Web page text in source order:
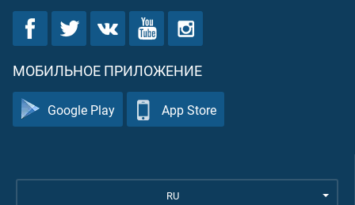
МОБИЛЬНОЕ ПРИЛОЖЕНИЕ
Google Play App Store
RU